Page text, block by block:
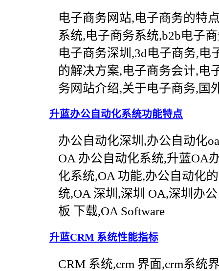
电子商务网站,电子商务的特
系统,电子商务系统,b2b电子
电子商务深圳,3d电子商务,电
的解决方案,电子商务会计,电
务网站介绍,关于电子商务,国
升蓝办公自动化系统功能特点
办公自动化深圳,办公自动化
OA 办公自动化系统,升蓝OA
化系统,OA 功能,办公自动化
统,OA 深圳,深圳 OA,深圳办
板 下载,OA Software
升蓝CRM 系统性能指标
CRM 系统,crm 界面,crm系统